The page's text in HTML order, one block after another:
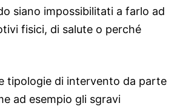
siano impossibilitati a farlo ad
fisici, di salute o perché
tipologie di intervento da parte
ad esempio gli sgravi